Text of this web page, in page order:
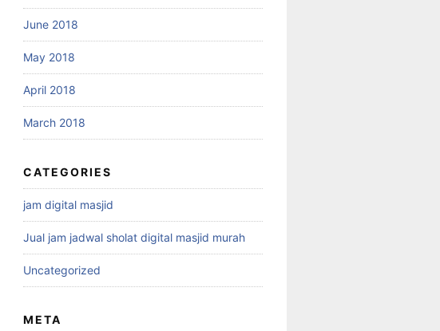
June 2018
May 2018
April 2018
March 2018
CATEGORIES
jam digital masjid
Jual jam jadwal sholat digital masjid murah
Uncategorized
META